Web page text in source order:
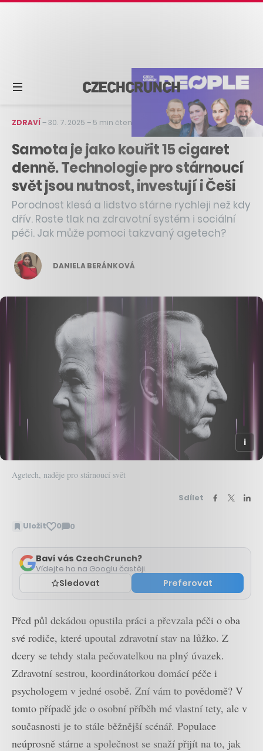
ZDRAVÍ–30. 7. 2025 – 5 min čtení
Samota je jako kouřit 15 cigaret
denně. Technologie pro stárnoucí
svět jsou nutnost, investují i Češi
Porodnost klesá a lidstvo stárne rychleji než kdy
dřív. Roste tlak na zdravotní systém i sociální
péči. Jak může pomoci takzvaný agetech?
DANIELA BERÁNKOVÁ
Agetech, naděje pro stárnoucí svět
Sdílet
Uložit 0 0
Zobrazit
Baví vás CzechCrunch?
Vídejte ho na Googlu častěji.
Sledovat Preferovat
Před půl dekádou opustila práci a převzala péči o oba
své rodiče, které upoutal zdravotní stav na lůžko. Z
dcery se tehdy stala pečovatelkou na plný úvazek.
Zdravotní sestrou, koordinátorkou domácí péče i
psychologem v jedné osobě. Zní vám to povědomě? V
tomto případě jde o osobní příběh mé vlastní tety, ale v
současnosti je to stále běžnější scénář. Populace
neúprosně stárne a společnost se snaží přijít na to, jak